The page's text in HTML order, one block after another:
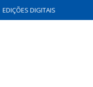
EDIÇÕES DIGITAIS